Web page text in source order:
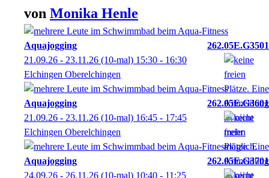
von Monika Henle
Aquajogging
262.05E.G3501
21.09.26 - 23.11.26 (10-mal) 15:30 - 16:30
Elchingen Oberelchingen
Aquajogging
262.05E.G3601
21.09.26 - 23.11.26 (10-mal) 16:45 - 17:45
Elchingen Oberelchingen
Aquajogging
262.05E.G3701
24.09.26 - 26.11.26 (10-mal) 10:40 - 11:25